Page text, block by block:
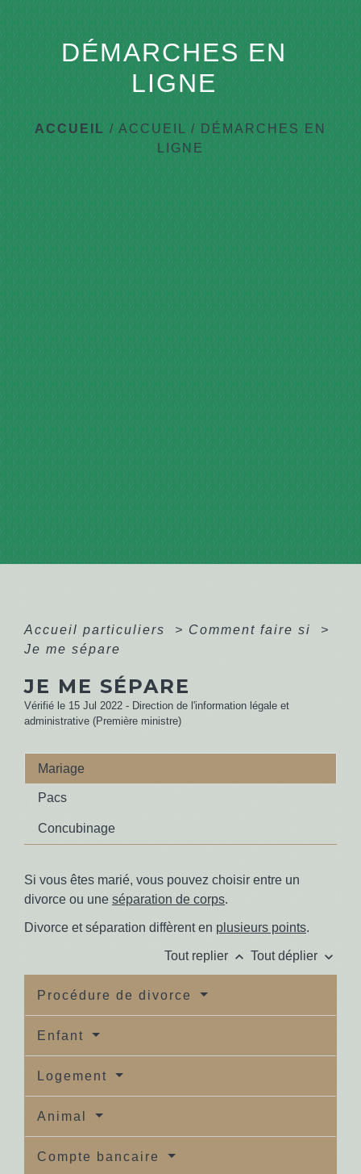
DÉMARCHES EN
LIGNE
ACCUEIL/ACCUEIL / DÉMARCHES EN
LIGNE
Accueil particuliers > Comment faire si
>
Je me sépare
JE ME SÉPARE
Vérifié le 15 Jul 2022 - Direction de l'information légale et
administrative (Première ministre)
Mariage
Pacs
Concubinage
Si vous êtes marié, vous pouvez choisir entre un
divorce ou une séparation de corps.
Divorce et séparation diffèrent en plusieurs points.
Tout replier keyboard_arrow_up Tout déplier keyboard_arrow_down
Procédure de divorce
Enfant
Logement
Animal
Compte bancaire